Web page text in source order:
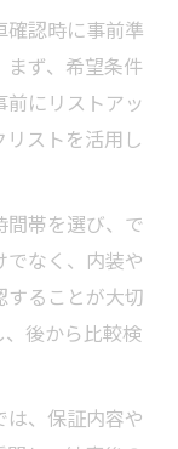
認時に事前準
ず、希望条件
にリストアッ
ストを活用し
帯を選び、で
なく、内装や
ることが大切
後から比較検
、保証内容や